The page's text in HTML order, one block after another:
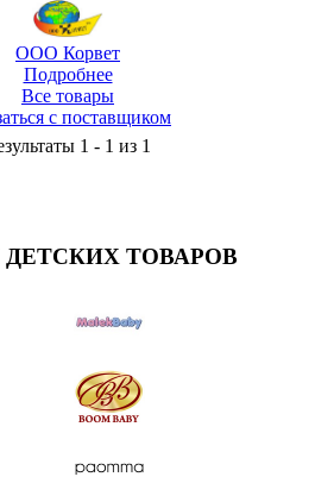
ООО Корвет
Подробнее
Все товары
с поставщиком
1 - 1 из 1
ТОВАРОВ